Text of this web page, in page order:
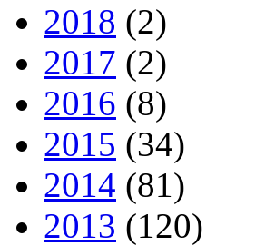
2018 (2)
2017 (2)
2016 (8)
2015 (34)
2014 (81)
2013 (120)